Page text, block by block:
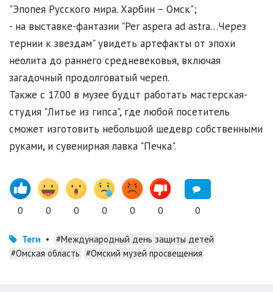
"Эпопея Русского мира. Харбин – Омск";
- на выставке-фантазии "Per aspera ad astra…Через
тернии к звездам" увидеть артефакты от эпохи
неолита до раннего средневековья, включая
загадочный продолговатый череп.
Также с 17.00 в музее будцт работать мастерская-
студия "Литье из гипса", где любой посетитель
сможет изготовить небольшой шедевр собственными
руками, и сувенирная лавка "Печка".
0 0 0 0 0 0 0
Теги •
#Международный день защиты детей
#Омская область #Омский музей просвещения